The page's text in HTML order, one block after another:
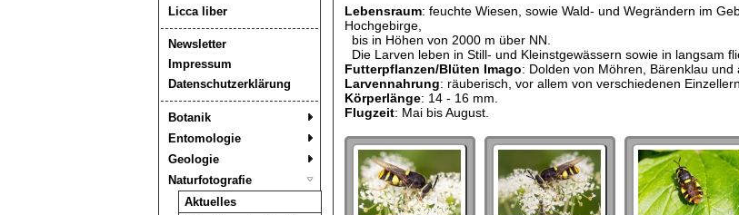
Licca liber
Newsletter
Impressum
Datenschutzerklärung
Botanik
Entomologie
Geologie
Naturfotografie
Aktuelles
Lebensraum: feuchte Wiesen, sowie Wald- und Wegrändern im
Hochgebirge,
bis in Höhen von 2000 m über NN.
Die Larven leben in Still- und Kleinstgewässern sowie in langsam
Futterpflanzen/Blüten Imago: Dolden von Möhren, Bärenklau und
Larvennahrung: räuberisch, vor allem von verschiedenen
Körperlänge: 14 - 16 mm.
Flugzeit: Mai bis August.